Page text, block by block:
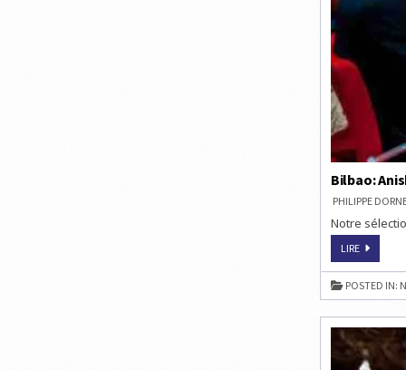
Bilbao:
PHILIPPE
Notre
LIREBILBAO:
GIRI
BATTU
PAR
WEI
6
POSTED IN: